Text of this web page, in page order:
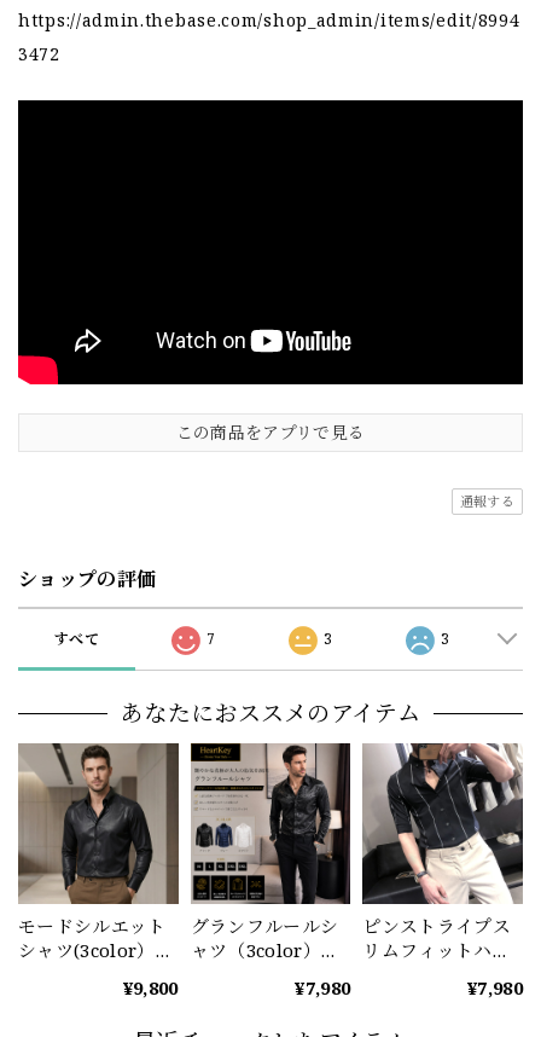
https://admin.thebase.com/shop_admin/items/edit/8994
3472
この商品をアプリで見る
通報する
ショップの評価
すべて 7 3 3
あなたにおススメのアイテム
モードシルエット
シャツ(3color）
¥9,800
グランフルールシ
ャツ（3color）
¥7,980
ピンストライプス
リムフィットハー
¥7,980